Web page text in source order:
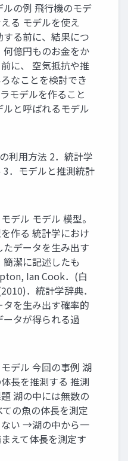
ルの例 飛行機のモデ
る モデルを使え
る前に、結果につ
何億円ものお金をか
に、 空気抵抗や推
なことを検討でき
モデルを作ること
と呼ばれるモデル
利用方法 2．統計学
3．モデルと推測統計
デル モデル 模型。
作る 統計学におけ
たデータを生み出す
潔に記述したも
Ian Cook．(白
．統計学辞典．
を生み出す確率的
タが得られる過
デル 今回の事例 湖
長を推測する 推測
湖の中には無数の
の魚の体長を測定
い →湖の中から一
えて体長を測定す